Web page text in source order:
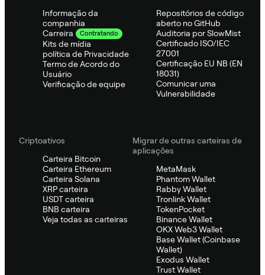
Informação da
companhia
Carreira
Contratando
Kits de mídia
política de Privacidade
Termo de Acordo do
Usuário
Verificação de equipe
Repositórios de código
aberto no GitHub
Auditoria por SlowMist
Certificado ISO/IEC
27001
Certificação EU NB (EN
18031)
Comunicar uma
Vulnerabilidade
Criptoativos
Carteira Bitcoin
Carteira Ethereum
Carteira Solana
XRP carteira
USDT carteira
BNB carteira
Veja todas as carteiras
Migrar de outras carteiras de
aplicações
MetaMask
Phantom Wallet
Rabby Wallet
Tronlink Wallet
TokenPocket
Binance Wallet
OKX Web3 Wallet
Base Wallet (Coinbase
Wallet)
Exodus Wallet
Trust Wallet